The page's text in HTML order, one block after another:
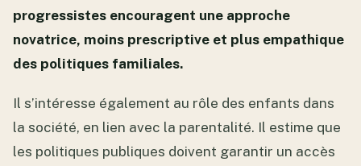
progressistes encouragent une approche
novatrice, moins prescriptive et plus empathique
des politiques familiales.
Il s’intéresse également au rôle des enfants dans
la société, en lien avec la parentalité. Il estime que
les politiques publiques doivent garantir un accès